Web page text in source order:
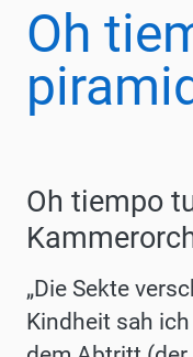
Oh
Oh tiempo
„Die Sekte
Kindheit sah